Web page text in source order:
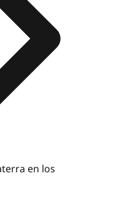
en los